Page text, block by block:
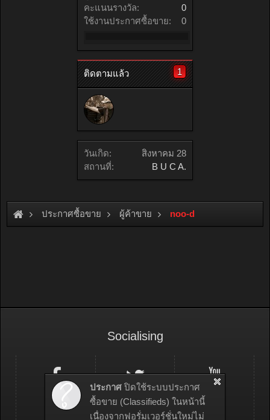
ประกาศ ปิดใช้ระบบประกาศ
ซื้อขาย (Classifieds) ในหน้านี้
เนื่องจากฟอรั่มเวอร์ชั่นใหม่ไม่
คะแนนรางวัล:
0
ใช้งานประกาศซื้อขาย:
0
ติดตามแล้ว 1
วันเกิด:
สิงหาคม 28
สถานที่:
B U C A.
ประกาศซื้อขาย ผู้ค้าขาย noo-d
Socialising